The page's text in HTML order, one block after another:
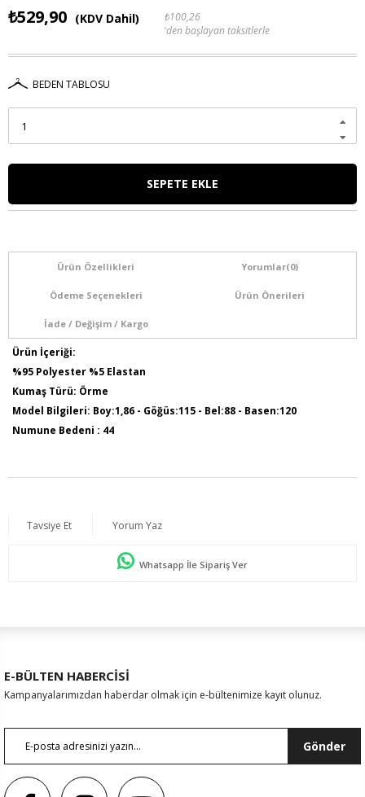
₺529,90 (KDV Dahil)
₺100,26
'den başlayan taksitlerle
BEDEN TABLOSU
Ürün Özellikleri Yorumlar(0)
Ödeme Seçenekleri Ürün Önerileri
İade / Değişim / Kargo
Ürün İçeriği:
%95 Polyester %5 Elastan
Kumaş Türü: Örme
Model Bilgileri: Boy:1,86 - Göğüs:115 - Bel:88 - Basen:120
Numune Bedeni : 44
Tavsiye Et Yorum Yaz
Whatsapp İle Sipariş Ver
E-BÜLTEN HABERCİSİ
Kampanyalarımızdan haberdar olmak için e-bültenimize kayıt olunuz.
Gönder